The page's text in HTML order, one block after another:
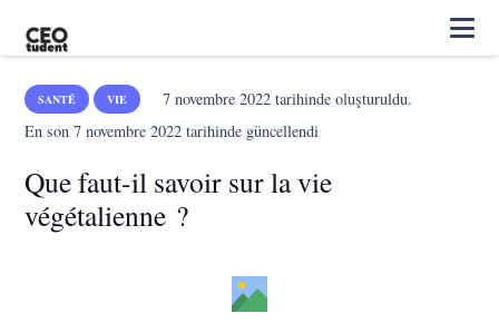
SANTÉ VIE 7 novembre 2022tarihinde oluşturuldu.
En son7 novembre 2022 tarihinde güncellendi
Que faut-il savoir sur la vie
végétalienne ?